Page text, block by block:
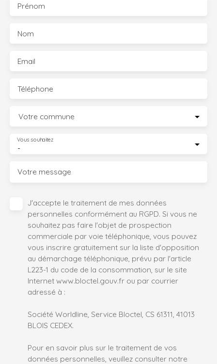
Prénom
Nom
Email
Téléphone
Votre commune
-
Vous souhaitez
Votre message
J'accepte le traitement de mes données
personnelles conformément au RGPD. Si vous ne
souhaitez pas faire l'objet de prospection
commerciale par voie téléphonique, vous pouvez
vous inscrire gratuitement sur la liste d'opposition
au démarchage téléphonique, prévu par l'article
L223-1 du code de la consommation, sur le site
Internet www.bloctel.gouv.fr ou par courrier
adressé à :
Société Worldline, Service Bloctel, CS 61311, 41013
BLOIS CEDEX.
Pour en savoir plus sur le traitement de vos
données personnelles, veuillez consulter notre